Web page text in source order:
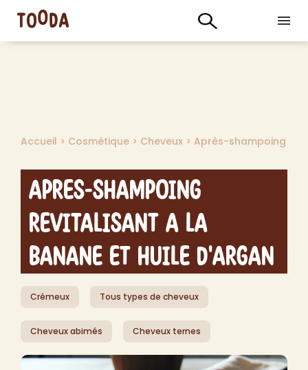
Accueil > Cosmétique > Cheveux > Après-shampoing
Apres-shampoing
Revitalisant a la
Banane et Huile d'Argan
Crémeux Tous types de cheveux
Cheveux abimés Cheveux ternes